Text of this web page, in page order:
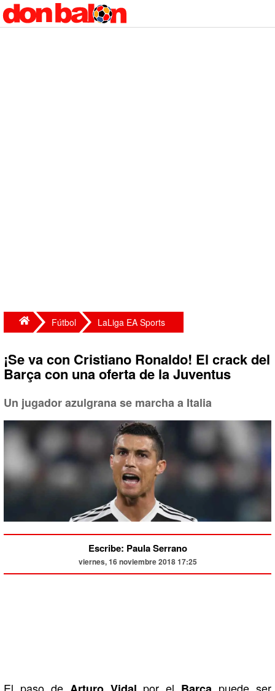
Fútbol LaLiga EA Sports
¡Se va con Cristiano Ronaldo! El crack del
Barça con una oferta de la Juventus
Un jugador azulgrana se marcha a Italia
Escribe: Paula Serrano
viernes, 16 noviembre 2018 17:25